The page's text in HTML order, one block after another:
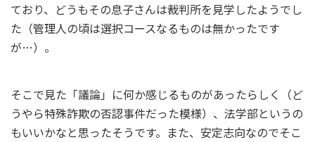
ており、どうもその息子さんは裁判所を見学したようでし
た（管理人の頃は選択コースなるものは無かったです
が…）。
そこで見た「議論」に何か感じるものがあったらしく（ど
うやら特殊詐欺の否認事件だった模様）、法学部というの
もいいかなと思ったそうです。また、安定志向なのでそこ